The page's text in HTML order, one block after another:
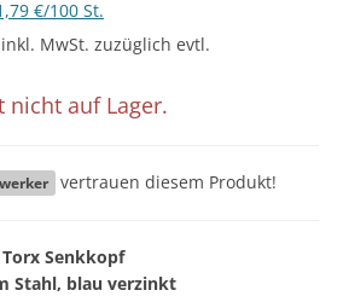
€/100 St.
MwSt. zuzüglich evtl.
nicht auf Lager.
vertrauen diesem Produkt!
Senkkopf
Stahl, blau verzinkt